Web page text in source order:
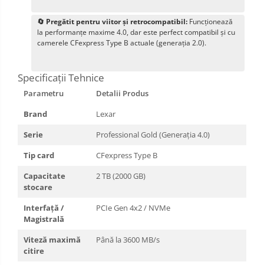
🔄 Pregătit pentru viitor și retrocompatibil: Funcționează
la performanțe maxime 4.0, dar este perfect compatibil și cu
camerele CFexpress Type B actuale (generația 2.0).
Specificații Tehnice
Parametru
Detalii Produs
Brand
Lexar
Serie
Professional Gold (Generația 4.0)
Tip card
CFexpress Type B
Capacitate
stocare
2 TB (2000 GB)
Interfață /
Magistrală
PCIe Gen 4x2 / NVMe
Viteză maximă
citire
Până la 3600 MB/s